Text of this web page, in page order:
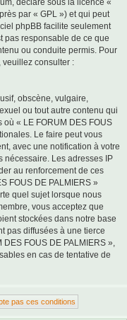
déclaré sous la licence «
par « GPL ») et qui peut
phpBB facilite seulement
pas responsable de ce que
ou conduite permis. Pour
veuillez consulter :
obscène, vulgaire,
ou tout autre contenu qui
« LE FORUM DES FOUS
Le faire peut vous
avec une notification à votre
nécessaire. Les adresses IP
au renforcement de ces
FOUS DE PALMIERS »
quel sujet lorsque nous
vous acceptez que
stockées dans notre base
pas diffusées à une tierce
FOUS DE PALMIERS »,
en cas de tentative de